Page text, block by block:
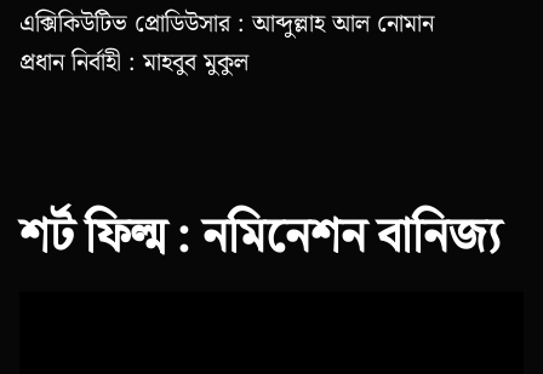
এক্সিকিউটিভ প্রোডিউসার : আব্দুল্লাহ আল নোমান
প্রধান নির্বাহী : মাহবুব মুকুল
শর্ট ফিল্ম : নমিনেশন বানিজ্য